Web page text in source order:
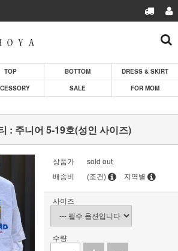
TOP BOTTOM
DRESS & SKIRT
SALE FOR MOM
: 주니어 5-19호(성인 사이즈)
상품가
sold out
배송비
(조건) 지역별
사이즈
수량